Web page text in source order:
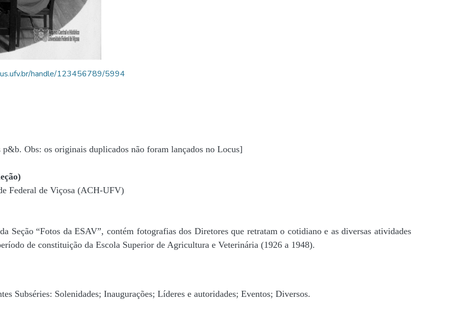
handle/123456789/5994
Obs: os originais duplicados não foram lançados no Locus]
Federal de Viçosa (ACH-UFV)
Seção “Fotos da ESAV”, contém fotografias dos Diretores que retratam o cotidiano e as diversas atividades
de constituição da Escola Superior de Agricultura e Veterinária (1926 a 1948).
Subséries: Solenidades; Inaugurações; Líderes e autoridades; Eventos; Diversos.